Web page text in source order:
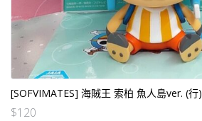
[SOFVIMATES] 海賊王 索柏 魚人島ver. (行)
$120